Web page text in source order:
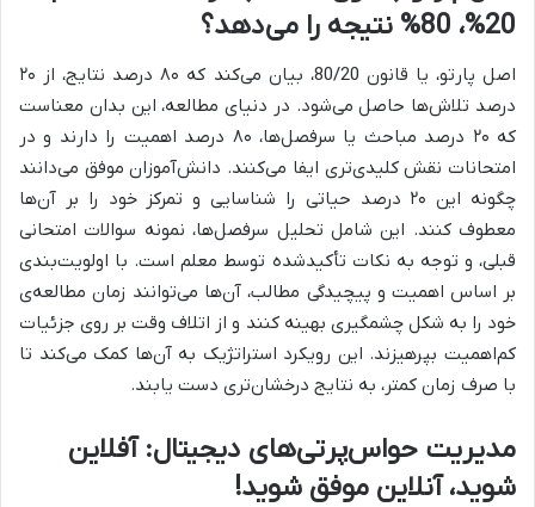
20%، 80% نتیجه را می‌دهد؟
اصل پارتو، یا قانون 80/20، بیان می‌کند که ۸۰ درصد نتایج، از ۲۰
درصد تلاش‌ها حاصل می‌شود. در دنیای مطالعه، این بدان معناست
که ۲۰ درصد مباحث یا سرفصل‌ها، ۸۰ درصد اهمیت را دارند و در
امتحانات نقش کلیدی‌تری ایفا می‌کنند. دانش‌آموزان موفق می‌دانند
چگونه این ۲۰ درصد حیاتی را شناسایی و تمرکز خود را بر آن‌ها
معطوف کنند. این شامل تحلیل سرفصل‌ها، نمونه سوالات امتحانی
قبلی، و توجه به نکات تأکیدشده توسط معلم است. با اولویت‌بندی
بر اساس اهمیت و پیچیدگی مطالب، آن‌ها می‌توانند زمان مطالعه‌ی
خود را به شکل چشمگیری بهینه کنند و از اتلاف وقت بر روی جزئیات
کم‌اهمیت بپرهیزند. این رویکرد استراتژیک به آن‌ها کمک می‌کند تا
با صرف زمان کمتر، به نتایج درخشان‌تری دست یابند.
مدیریت حواس‌پرتی‌های دیجیتال: آفلاین
شوید، آنلاین موفق شوید!